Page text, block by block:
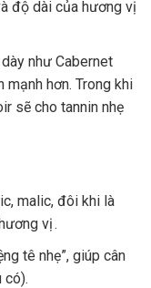
độ dài của hương vị
như Cabernet
mạnh hơn. Trong khi
sẽ cho tannin nhẹ
malic, đôi khi là
vị .
tê nhẹ”, giúp cân
có).